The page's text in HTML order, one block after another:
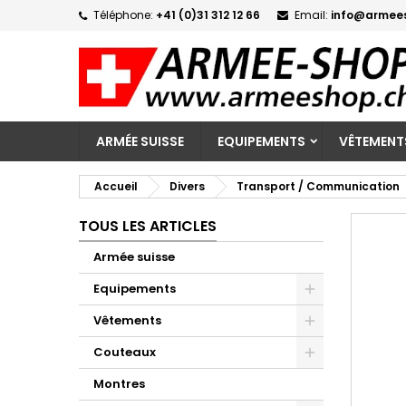
Téléphone: +41 (0)31 312 12 66 Email:
ARMÉE SUISSE EQUIPEMENTS
Accueil Divers Transport / Communication
TOUS LES ARTICLES
Armée suisse
Equipements
Vêtements
Couteaux
Montres
add_circle_outline